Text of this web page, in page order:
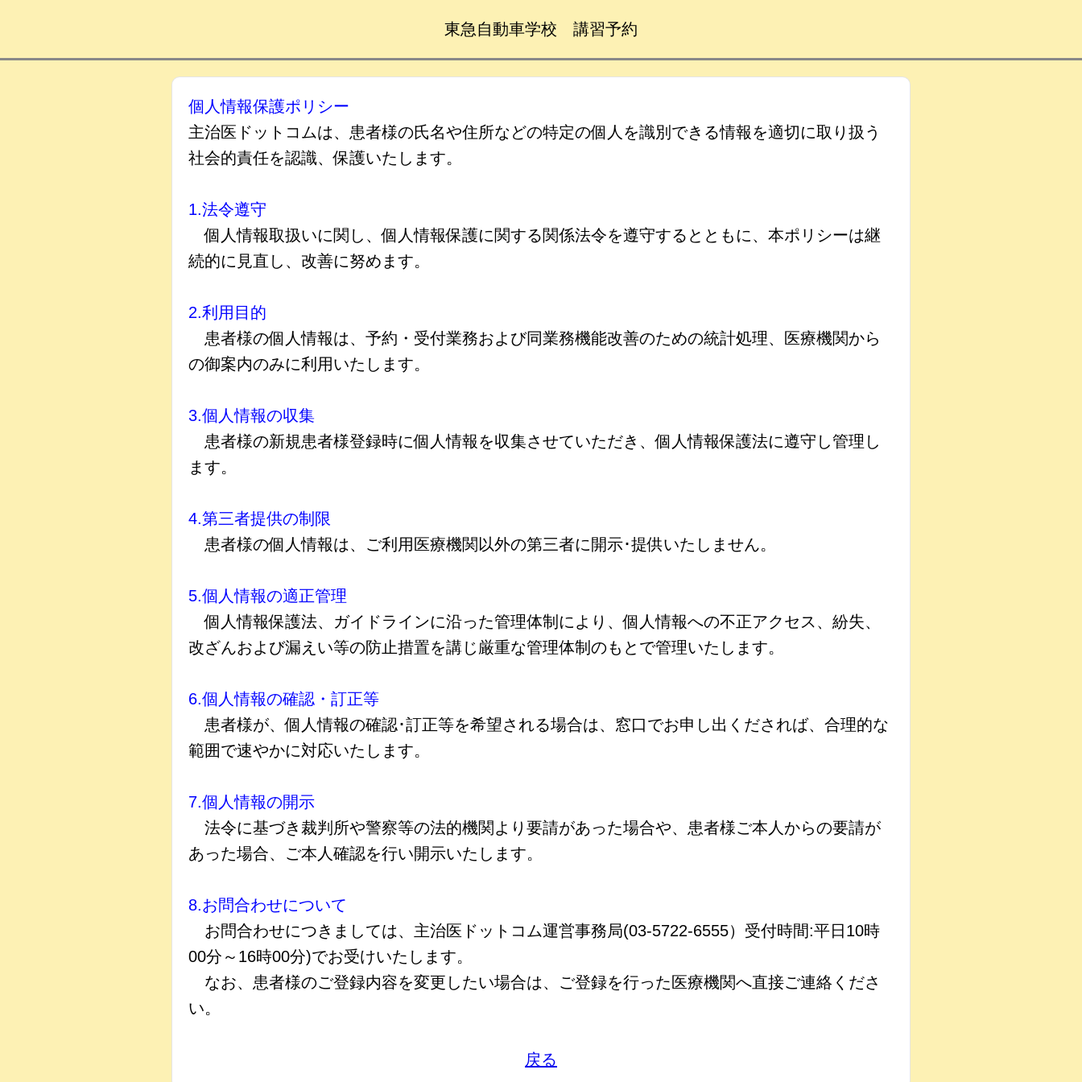
東急自動車学校 講習予約
個人情報保護ポリシー
主治医ドットコムは、患者様の氏名や住所などの特定の個人を識別できる情報を適切に取り扱う
社会的責任を認識、保護いたします。
1.法令遵守
個人情報取扱いに関し、個人情報保護に関する関係法令を遵守するとともに、本ポリシーは継
続的に見直し、改善に努めます。
2.利用目的
患者様の個人情報は、予約・受付業務および同業務機能改善のための統計処理、医療機関から
の御案内のみに利用いたします。
3.個人情報の収集
患者様の新規患者様登録時に個人情報を収集させていただき、個人情報保護法に遵守し管理し
ます。
4.第三者提供の制限
患者様の個人情報は、ご利用医療機関以外の第三者に開示･提供いたしません。
5.個人情報の適正管理
個人情報保護法、ガイドラインに沿った管理体制により、個人情報への不正アクセス、紛失、
改ざんおよび漏えい等の防止措置を講じ厳重な管理体制のもとで管理いたします。
6.個人情報の確認・訂正等
患者様が、個人情報の確認･訂正等を希望される場合は、窓口でお申し出くだされば、合理的な
範囲で速やかに対応いたします。
7.個人情報の開示
法令に基づき裁判所や警察等の法的機関より要請があった場合や、患者様ご本人からの要請が
あった場合、ご本人確認を行い開示いたします。
8.お問合わせについて
お問合わせにつきましては、主治医ドットコム運営事務局(03-5722-6555）受付時間:平日10時
00分～16時00分)でお受けいたします。
なお、患者様のご登録内容を変更したい場合は、ご登録を行った医療機関へ直接ご連絡くださ
い。
戻る